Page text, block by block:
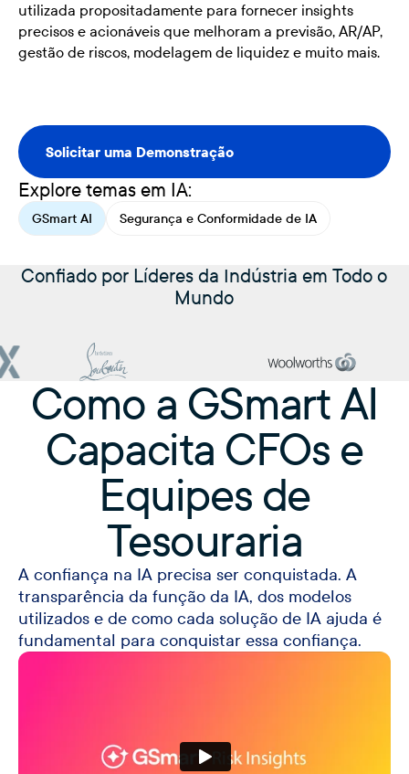
utilizada propositadamente para fornecer insights
precisos e acionáveis que melhoram a previsão, AR/AP,
gestão de riscos, modelagem de liquidez e muito mais.
Solicitar uma Demonstração
Solicitar uma Demonstração
Explore temas em IA:
GSmart AI Segurança e Conformidade de IA
Confiado por Líderes da Indústria em Todo o
Mundo
Como a GSmart AI
Capacita CFOs e
Equipes de
Tesouraria
A confiança na IA precisa ser conquistada. A
transparência da função da IA, dos modelos
utilizados e de como cada solução de IA ajuda é
fundamental para conquistar essa confiança.